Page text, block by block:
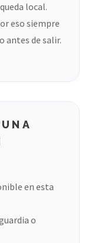
local.
eso siempre
antes de salir.
en esta
o